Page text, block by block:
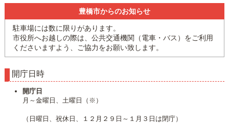
豊橋市からのお知らせ
駐車場には数に限りがあります。
市役所へお越しの際は、公共交通機関（電車・バス）をご利用
くださいますよう、ご協力をお願い致します。
開庁日時
開庁日
月～金曜日、土曜日（※）
（日曜日、祝休日、１２月２９日～１月３日は閉庁）